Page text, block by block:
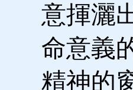
意揮灑
命意義
精神的